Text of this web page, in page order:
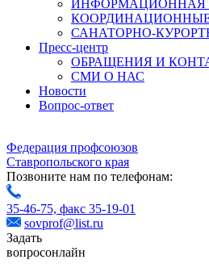
ИНФОРМАЦИОННАЯ
САНАТОРНО-
Пресс-центр
ОБРАЩЕНИЯ И
СМИ О НАС
Новости
Вопрос-ответ
Федерация профсоюзов
Ставропольского края
Позвоните нам по телефонам:
35-46-75, факс 35-19-01
sovprof@list.ru
Задать
вопросонлайн